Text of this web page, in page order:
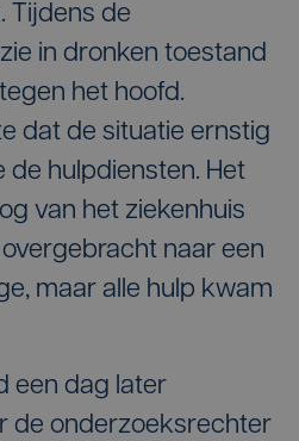
Tijdens de
in dronken toestand
het hoofd.
dat de situatie ernstig
hulpdiensten. Het
van het ziekenhuis
naar een
maar alle hulp kwam
een dag later
de onderzoeksrechter